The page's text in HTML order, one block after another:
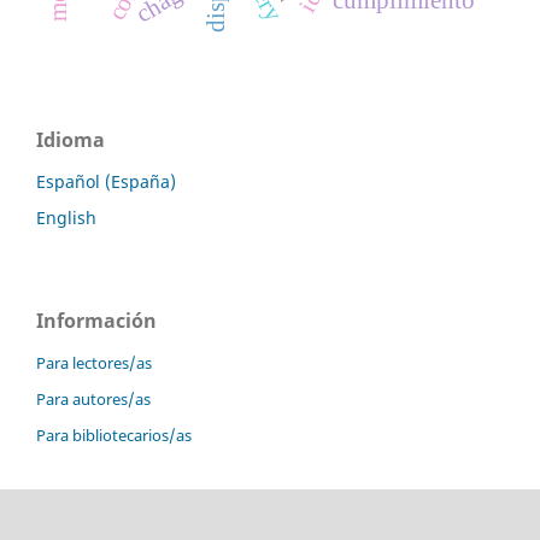
Idioma
Español (España)
English
Información
Para lectores/as
Para autores/as
Para bibliotecarios/as